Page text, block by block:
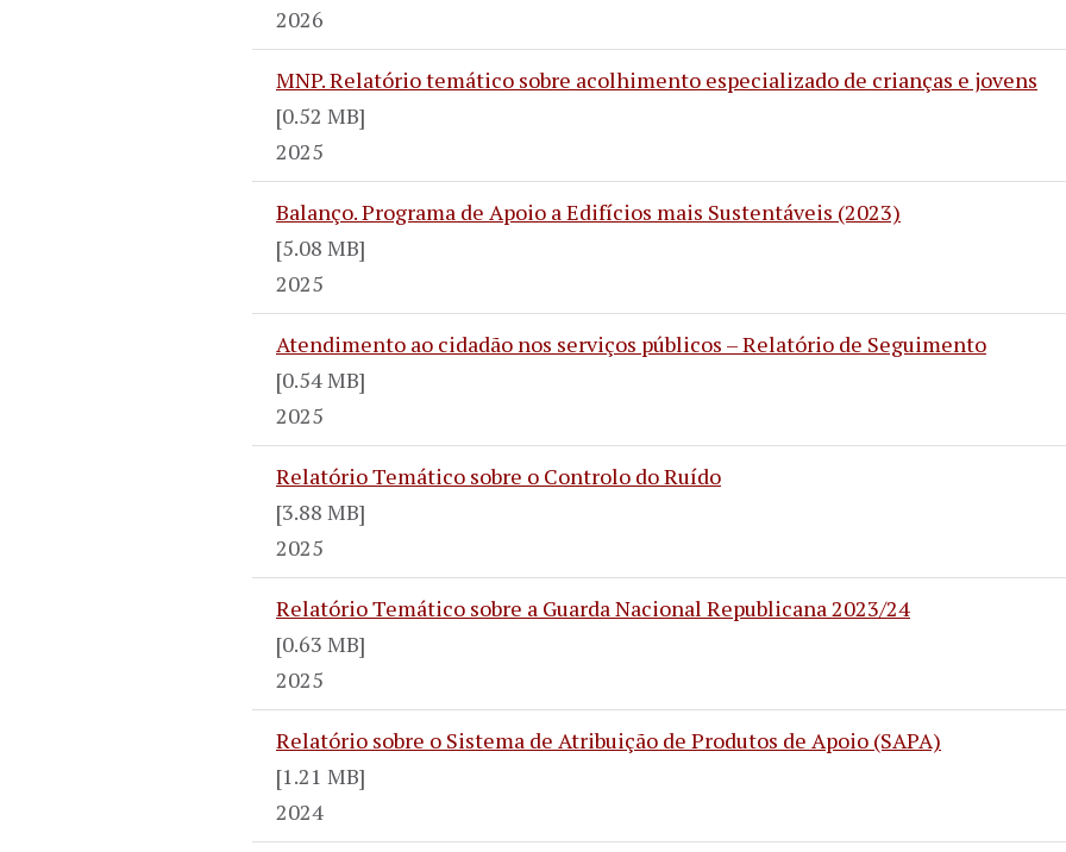
2026
MNP. Relatório temático sobre acolhimento especializado de crianças e jovens
[0.52 MB]
2025
Balanço. Programa de Apoio a Edifícios mais Sustentáveis (2023)
[5.08 MB]
2025
Atendimento ao cidadão nos serviços públicos – Relatório de Seguimento
[0.54 MB]
2025
Relatório Temático sobre o Controlo do Ruído
[3.88 MB]
2025
Relatório Temático sobre a Guarda Nacional Republicana 2023/24
[0.63 MB]
2025
Relatório sobre o Sistema de Atribuição de Produtos de Apoio (SAPA)
[1.21 MB]
2024